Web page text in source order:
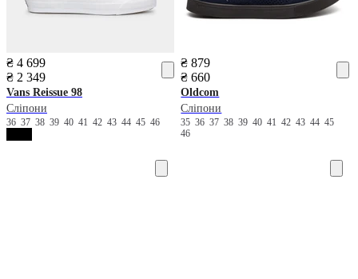
₴ 4 699
₴ 2 349
Vans Reissue 98
Сліпони
36 37 38 39 40 41 42 43 44 45 46
₴ 879
₴ 660
Oldcom
Сліпони
3536373839404142434445
46